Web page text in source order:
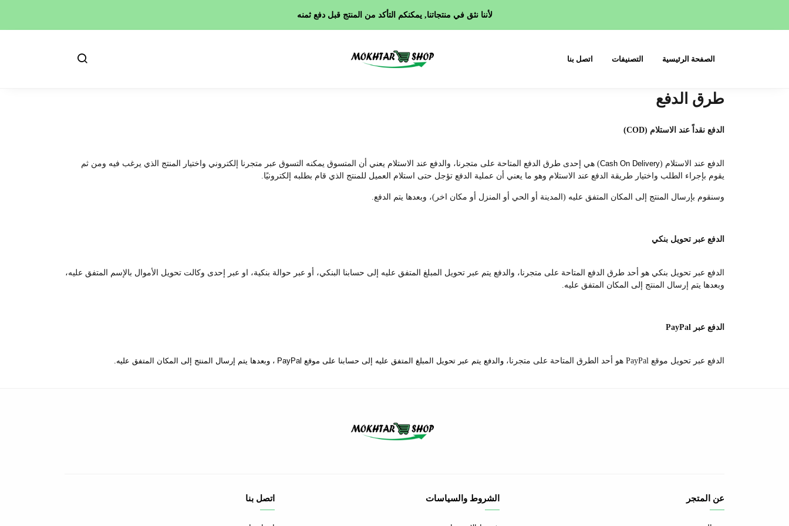
لأننا نثق في منتجاتنا, يمكنكم التأكد من المنتج قبل دفع ثمنه
الصفحة الرئيسية التصنيفات اتصل بنا
طرق الدفع
الدفع نقداً عند الاستلام (COD)
الدفع عند الاستلام (Cash On Delivery) هي إحدى طرق الدفع المتاحة على متجرنا، والدفع عند الاستلام يعني أن المتسوق يمكنه التسوق عبر متجرنا إلكتروني واختيار المنتج الذي يرغب فيه ومن ثم
يقوم بإجراء الطلب واختيار طريقة الدفع عند الاستلام وهو ما يعني أن عملية الدفع تؤجل حتى استلام العميل للمنتج الذي قام بطلبه إلكترونيًا.
وسنقوم بإرسال المنتج إلى المكان المتفق عليه (المدينة أو الحي أو المنزل أو مكان اخر)، وبعدها يتم الدفع.
الدفع عبر تحويل بنكي
الدفع عبر تحويل بنكي هو أحد طرق الدفع المتاحة على متجرنا، والدفع يتم عبر تحويل المبلغ المتفق عليه إلى حسابنا البنكي، أو عبر حوالة بنكية، او عبر إحدى وكالت تحويل الأموال بالإسم المتفق عليه،
وبعدها يتم إرسال المنتج إلى المكان المتفق عليه.
الدفع عبر PayPal
الدفع عبر تحويل موقع PayPal هو أحد الطرق المتاحة على متجرنا، والدفع يتم عبر تحويل المبلغ المتفق عليه إلى حسابنا على موقع PayPal ، وبعدها يتم إرسال المنتج إلى المكان المتفق عليه.
عن المتجر الشروط والسياسات اتصل بنا